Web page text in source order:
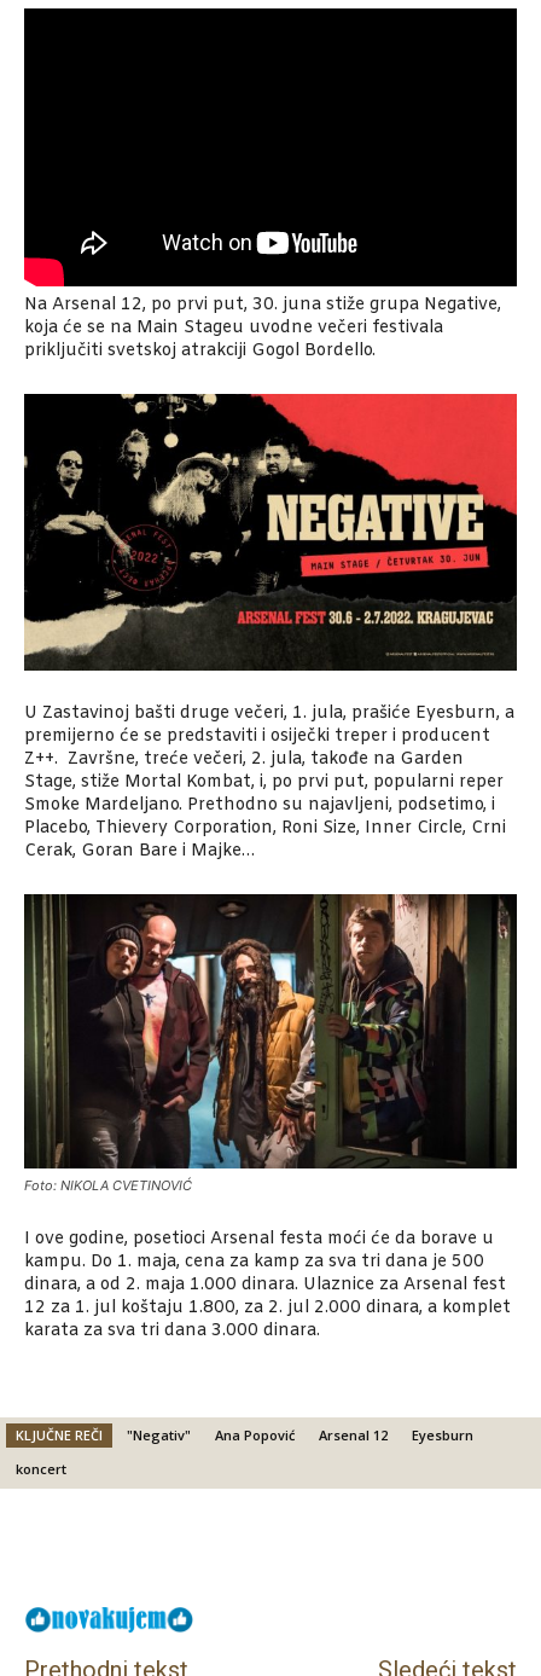
Na Arsenal 12, po prvi put, 30. juna stiže grupa Negative,
koja će se na Main Stageu uvodne večeri festivala
priključiti svetskoj atrakciji Gogol Bordello.
U Zastavinoj bašti druge večeri, 1. jula, prašiće Eyesburn, a
premijerno će se predstaviti i osiječki treper i producent
Z++. Završne, treće večeri, 2. jula, takođe na Garden
Stage, stiže Mortal Kombat, i, po prvi put, popularni reper
Smoke Mardeljano. Prethodno su najavljeni, podsetimo, i
Placebo, Thievery Corporation, Roni Size, Inner Circle, Crni
Cerak, Goran Bare i Majke…
Foto: NIKOLA CVETINOVIĆ
I ove godine, posetioci Arsenal festa moći će da borave u
kampu. Do 1. maja, cena za kamp za sva tri dana je 500
dinara, a od 2. maja 1.000 dinara. Ulaznice za Arsenal fest
12 za 1. jul koštaju 1.800, za 2. jul 2.000 dinara, a komplet
karata za sva tri dana 3.000 dinara.
KLJUČNE REČI "Negativ" Ana Popović Arsenal 12
Eyesburn
koncert
Prethodni tekst Sledeći tekst